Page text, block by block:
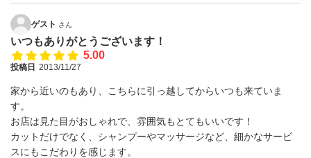
ゲスト さん
いつもありがとうございます！
5.00
投稿日 2013/11/27
家から近いのもあり、こちらに引っ越してからいつも来ていま
す。
お店は見た目がおしゃれで、雰囲気もとてもいいです！
カットだけでなく、シャンプーやマッサージなど、細かなサービ
スにもこだわりを感じます。